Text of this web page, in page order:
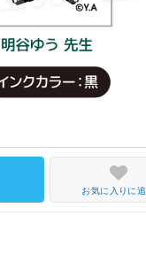
お気に入りに